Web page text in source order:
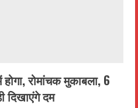
रोमांचक मुकाबला, 6
दिखाएंगे दम